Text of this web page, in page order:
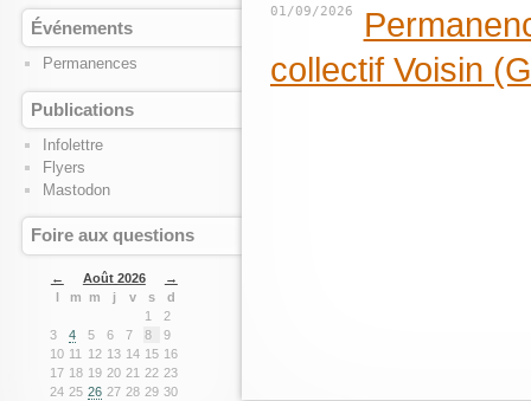
Événements
Permanences
Publications
Infolettre
Flyers
Mastodon
Foire aux questions
← Août 2026
→
m m j v s
d
1
2
3
4 5 6 7 8
9
10 11 12 13 14 15 16
17 18 19 20 21 22 23
24 25 26 27 28 29 30
01/09/2026
collectif Voisin